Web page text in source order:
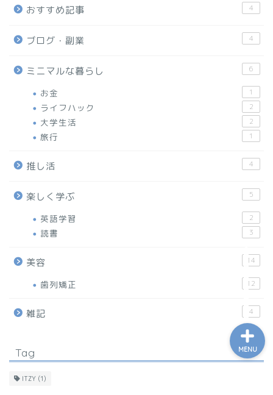
おすすめ記事 4
ブログ・副業 4
ミニマルな暮らし 6
お金 1
ライフハック 2
大学生活 2
旅行 1
推し活 4
楽しく学ぶ 5
英語学習 2
読書 3
美容 14
歯列矯正 12
雑記 4
Tag
ITZY (1)
MENU